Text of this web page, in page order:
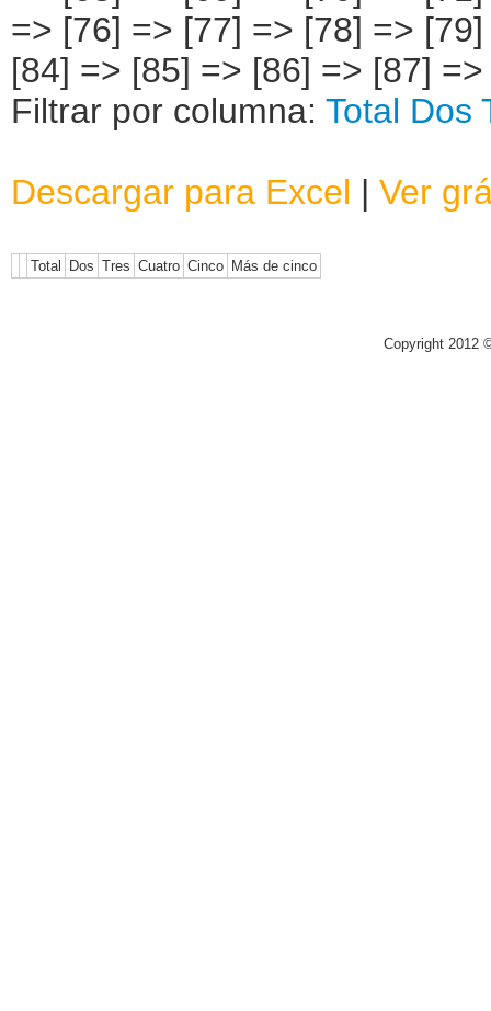
Filtrar por columna: Total Dos
Descargar para Excel | Ver
Total Dos Tres Cuatro Cinco Más de cinco
Copyright 2012